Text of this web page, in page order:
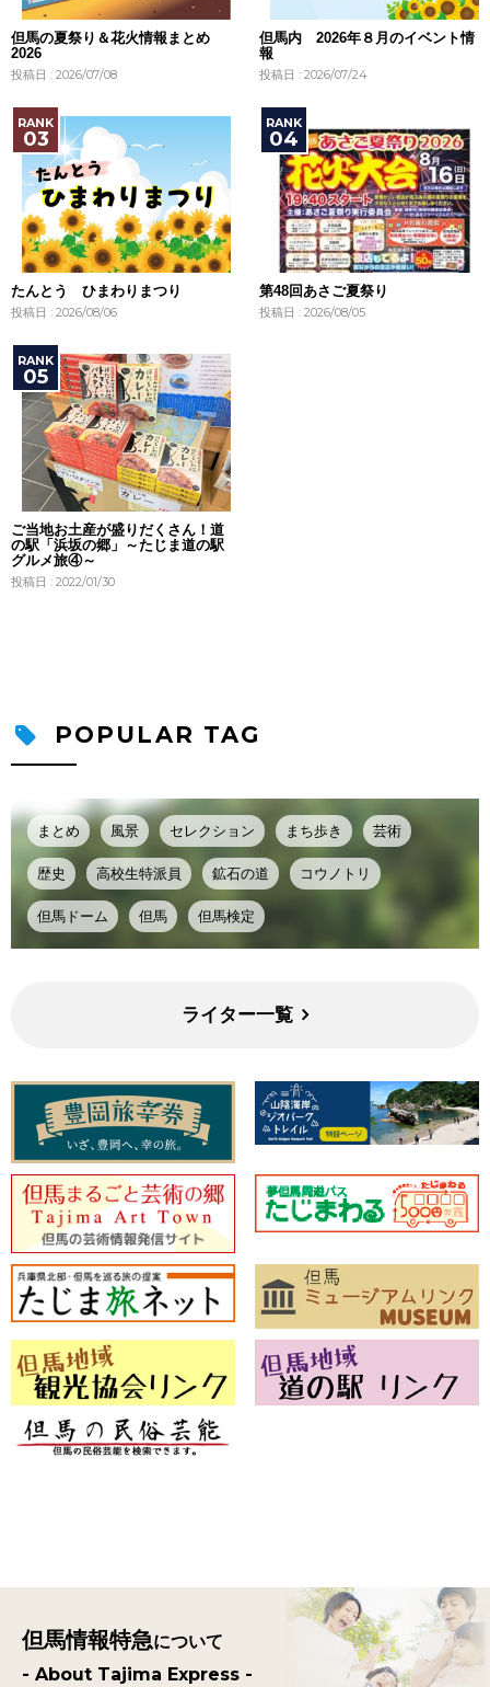
但馬の夏祭り＆花火情報まとめ
2026
投稿日 : 2026/07/08
但馬内 2026年８月のイベント情
報
投稿日 : 2026/07/24
たんとう ひまわりまつり
投稿日 : 2026/08/06
第48回あさご夏祭り
投稿日 : 2026/08/05
ご当地お土産が盛りだくさん！道
の駅「浜坂の郷」～たじま道の駅
グルメ旅④～
投稿日 : 2022/01/30
POPULAR TAG
まとめ 風景 セレクション まち歩き 芸術
歴史 高校生特派員 鉱石の道 コウノトリ
但馬ドーム 但馬 但馬検定
ライター一覧
但馬情報特急について
- About Tajima Express -